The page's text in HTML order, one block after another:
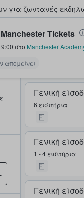
για ζωντανές
οι φαν
Manchester Tickets
στο Manchester
απομείνει
Γενική
6 εισιτήρια
Γενική
1 - 4 εισιτήρια
Γενική